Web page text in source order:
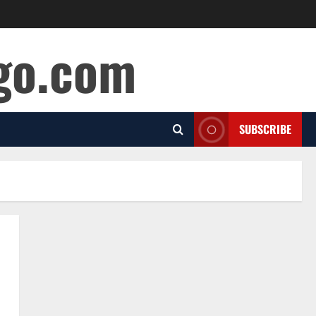
SUBSCRIBE